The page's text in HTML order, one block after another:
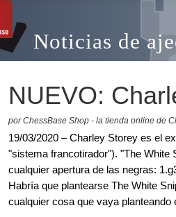
Noticias de
NUEVO:
por ChessBase Shop - la tienda online de
19/03/2020 – Charley Storey es el
"sistema francotirador"). "The
cualquier apertura de las negras:
Habría que plantearse The White
cualquier cosa que vaya planteando